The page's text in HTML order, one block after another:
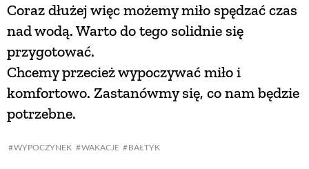
WYPOCZYNEK WAKACJE BAŁTYK
Coraz dłużej więc możemy miło spędzać czas
nad wodą. Warto do tego solidnie się
przygotować.
Chcemy przecież wypoczywać miło i
komfortowo. Zastanówmy się, co nam będzie
potrzebne.
PROJEKTOWANIE OGRODU
NATURALNA APTECZKA